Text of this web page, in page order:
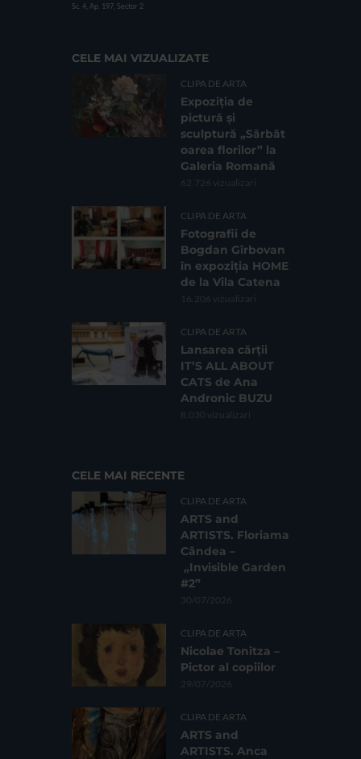
Sc. 4, Ap. 197, Sector 2
CELE MAI VIZUALIZATE
CLIPA DE ARTA
Expoziția de
pictură și
sculptură „Sărbăt
oarea florilor” la
Galeria Romană
62.726 vizualizari
CLIPA DE ARTA
Fotografii de
Bogdan Gîrbovan
în expoziția HOME
de la Vila Catena
16.206 vizualizari
CLIPA DE ARTA
Lansarea cărții
IT’S ALL ABOUT
CATS de Ana
Andronic BUZU
8.030 vizualizari
CELE MAI RECENTE
CLIPA DE ARTA
ARTS and
ARTISTS. Floriama
Cândea –
„Invisible Garden
#2”
30/07/2026
CLIPA DE ARTA
Nicolae Tonitza –
Pictor al copiilor
29/07/2026
CLIPA DE ARTA
ARTS and
ARTISTS. Anca